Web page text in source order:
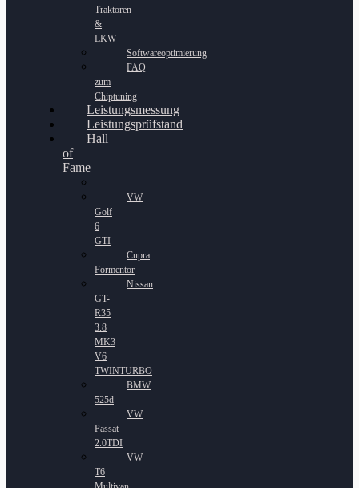
Traktoren
&
LKW
Softwareoptimierung
FAQ
zum
Chiptuning
Leistungsmessung
Leistungsprüfstand
Hall
of
Fame
VW
Golf
6
GTI
Cupra
Formentor
Nissan
GT-
R35
3.8
MK3
V6
TWINTURBO
BMW
525d
VW
Passat
2.0TDI
VW
T6